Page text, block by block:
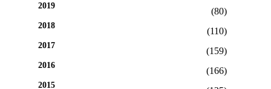
2019
(80)
2018
(110)
2017
(159)
2016
(166)
2015